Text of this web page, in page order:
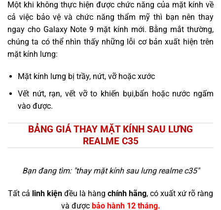
Một khi không thực hiện được chức năng của mặt kính về
cả việc bảo vệ và chức năng thẩm mỹ thì bạn nên thay
ngay cho Galaxy Note 9 mặt kính mới. Bằng mắt thường,
chúng ta có thể nhìn thấy những lỗi cơ bản xuất hiện trên
mặt kính lưng:
Mặt kính lưng bị trầy, nứt, vỡ hoặc xước
Vết nứt, rạn, vết vỡ to khiến bụi,bẩn hoặc nước ngấm
vào được.
BẢNG GIÁ THAY MẶT KÍNH SAU LƯNG
REALME C35
Bạn đang tìm: "thay mặt kính sau lưng realme c35"
Tất cả linh kiện đều là hàng chính hãng, có xuất xứ rõ ràng
và được bảo hành 12 tháng.